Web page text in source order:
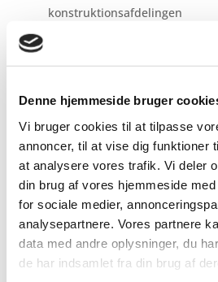
Denne hjemmeside bruger
Vi bruger cookies til at tilpasse
annoncer, til at vise dig funktioner
at analysere vores trafik. Vi deler
din brug af vores hjemmeside
for sociale medier,
analysepartnere. Vores partnere
data med andre oplysninger, du
de har indsamlet fra din brug af
konstruktionsafdelingen
Da vi primært producerer
robotløsninger, skifter
omstille dig fra én opgave til
Dine faglige og personlige
Faguddannet industritekniker
maskinarbejder
Erfaring med Mazak
5-akset
Solid erfaring med CAD
Arbejder selvstændigt og tager